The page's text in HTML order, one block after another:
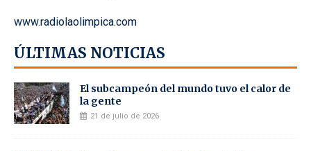
www.radiolaolimpica.com
ÚLTIMAS NOTICIAS
El subcampeón del mundo tuvo el calor de
la gente
21 de julio de 2026